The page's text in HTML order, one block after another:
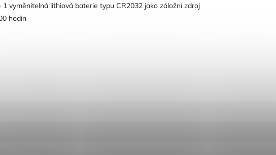
1 vyměnitelná lithiová baterie typu CR2032 jako záložní zdroj
hodin